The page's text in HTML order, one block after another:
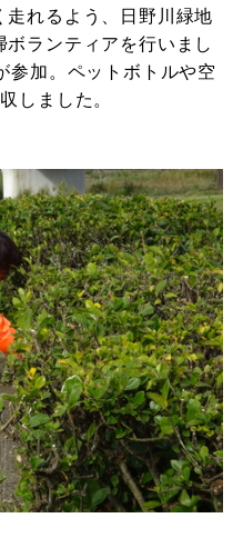
れるよう、日野川緑地
ランティアを行いまし
参加。ペットボトルや空
しました。